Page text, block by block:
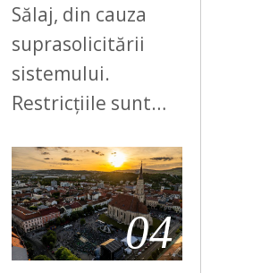
Sălaj, din cauza
suprasolicitării
sistemului.
Restricțiile sunt…
04